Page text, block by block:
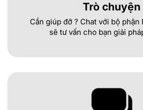
Trò chuyện
Cần giúp đỡ ? Chat với bộ phận
sẽ tư vấn cho bạn giải